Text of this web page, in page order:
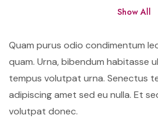
Show All
Quam purus odio condimentum
quam. Urna, bibendum habitasse
tempus volutpat urna. Senectus
adipiscing amet sed eu nulla. Et
volutpat donec.